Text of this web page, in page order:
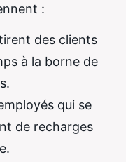
:
des clients
à la borne de
qui se
de recharges